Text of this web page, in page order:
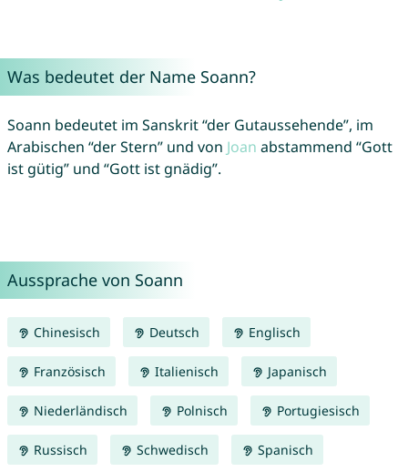
Was bedeutet der Name Soann?
Soann bedeutet im Sanskrit “der Gutaussehende”, im
Arabischen “der Stern” und von Joan abstammend “Gott
ist gütig” und “Gott ist gnädig”.
Aussprache von Soann
Chinesisch Deutsch Englisch
Französisch Italienisch Japanisch
Niederländisch Polnisch Portugiesisch
Russisch Schwedisch Spanisch